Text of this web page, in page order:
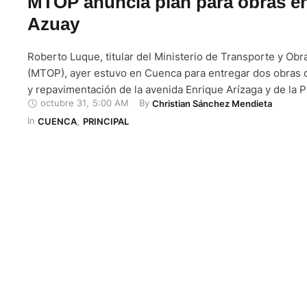
Azuay
Roberto Luque, titular del Ministerio de Transporte y
(MTOP), ayer estuvo en Cuenca para entregar dos obras
y repavimentación de la avenida Enrique Arízaga y de la
Norte. Luque asimismo confirmó la construcción de cuatro
intercambiadores en la vía Cuenca – Azogues, a la altura
octubre 31 5:00 AM By Christian Sánchez Mendieta
In CUENCA, PRINCIPAL